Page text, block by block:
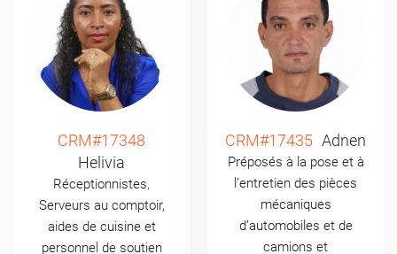
CRM#17348
Helivia
Réceptionnistes,
Serveurs au comptoir,
aides de cuisine et
personnel de soutien
CRM#17435 Adnen
Préposés à la pose et à
l’entretien des pièces
mécaniques
d’automobiles et de
camions et